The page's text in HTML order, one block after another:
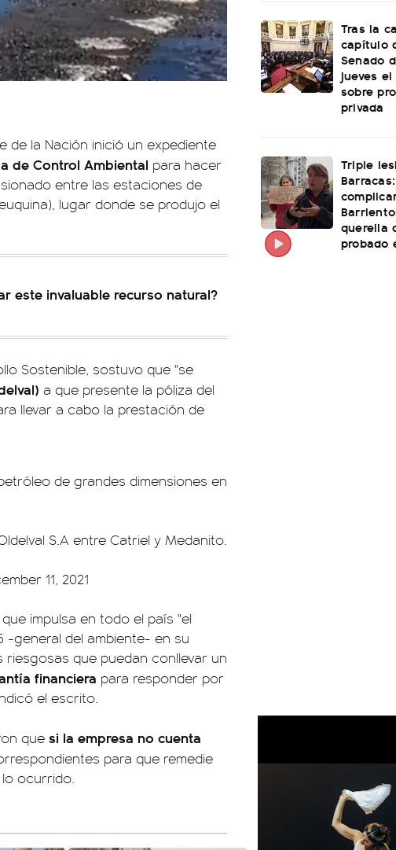
de la Nación inició un expediente
de Control Ambiental para hacer
entre las estaciones de
lugar donde se produjo el
este invaluable recurso natural?
Sostenible, sostuvo que "se
a que presente la póliza del
llevar a cabo la prestación de
de grandes dimensiones en
S.A entre Catriel y Medanito.
11, 2021
impulsa en todo el país "el
-general del ambiente- en su
riesgosas que puedan conllevar un
financiera para responder por
el escrito.
que si la empresa no cuenta
para que remedie
ocurrido.
Tras la
capítulo
Senado
jueves
sobre
privada
Triple
querella
probado